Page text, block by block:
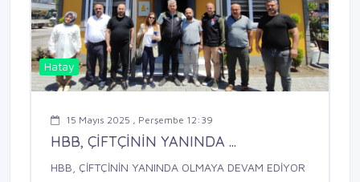
Hatay
15 Mayıs 2025 , Perşembe 12:39
HBB, ÇİFTÇİNİN YANINDA ...
HBB, ÇİFTÇİNİN YANINDA OLMAYA DEVAM EDİYOR